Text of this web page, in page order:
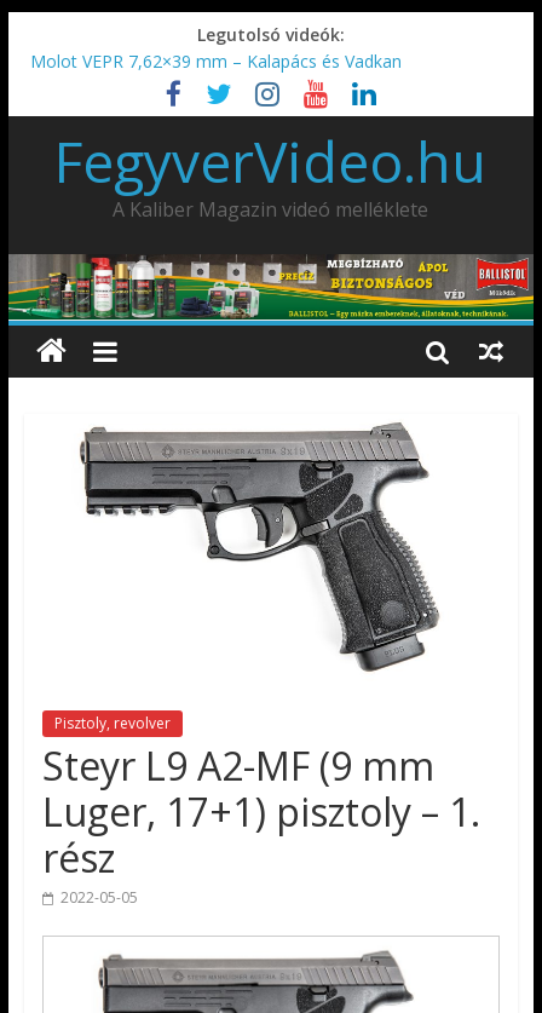
Legutolsó videók:
Molot VEPR 7,62×39 mm – Kalapács és Vadkan
IDÉN IS INDUL: Fegyvertervező- és gyártó szakmérnöki,
illetve szakspecialista képzés!!!
IWA2026 – Puskák 1. rész
Ardesa Patriot “FAPADOS” .45 elöltöltő perkussziós pisztoly
AMD-65 oktató METSZET
FegyverVideo.hu
A Kaliber Magazin videó melléklete
Pisztoly, revolver
Steyr L9 A2-MF (9 mm
Luger, 17+1) pisztoly – 1.
rész
2022-05-05